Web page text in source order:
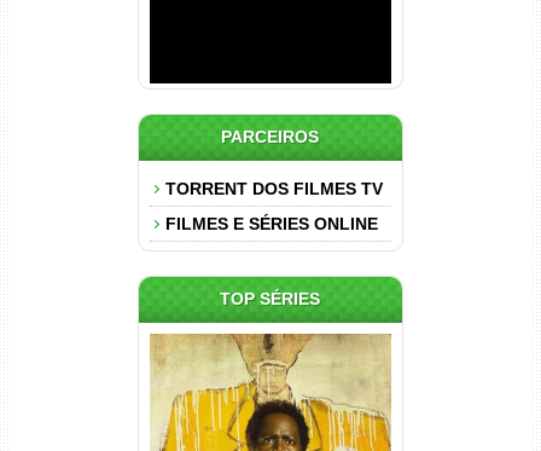
PARCEIROS
TORRENT DOS FILMES TV
FILMES E SÉRIES ONLINE
TOP SÉRIES